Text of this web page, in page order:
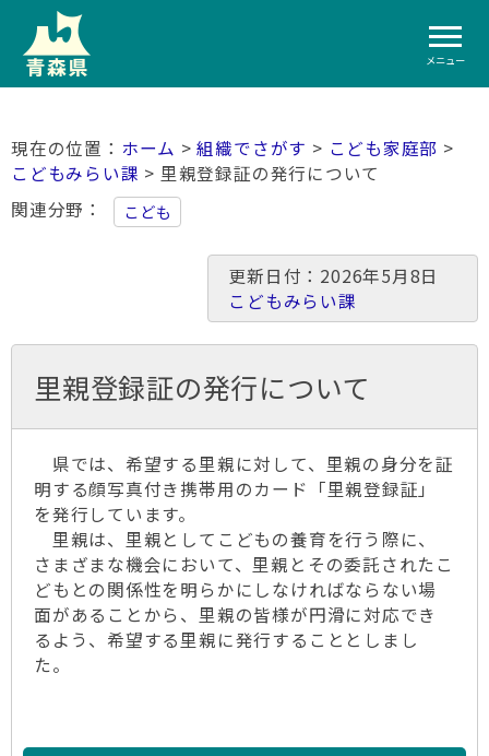
メニュー
ホーム >組織でさがす > こども家庭部 >
こどもみらい課 > 里親登録証の発行について
関連分野
こども
更新日付：2026年5月8日
こどもみらい課
里親登録証の発行について
県では、希望する里親に対して、里親の身分を証
明する顔写真付き携帯用のカード「里親登録証」
を発行しています。
里親は、里親としてこどもの養育を行う際に、
さまざまな機会において、里親とその委託されたこ
どもとの関係性を明らかにしなければならない場
面があることから、里親の皆様が円滑に対応でき
るよう、希望する里親に発行することとしまし
た。